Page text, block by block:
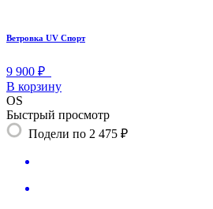
Ветровка UV Спорт
9 900 ₽
В корзину
OS
Быстрый просмотр
Подели по 2 475 ₽